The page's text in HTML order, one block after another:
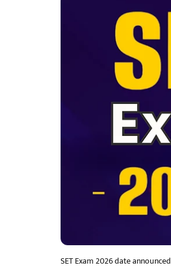
SET Exam 2026 date announced